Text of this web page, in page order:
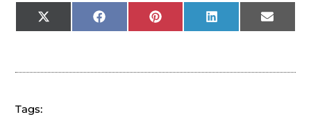
X
(Twitter)
Facebook Pinterest LinkedIn Email
Tags: